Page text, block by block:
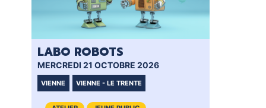
LABO ROBOTS
MERCREDI 21 OCTOBRE 2026
VIENNE VIENNE - LE TRENTE